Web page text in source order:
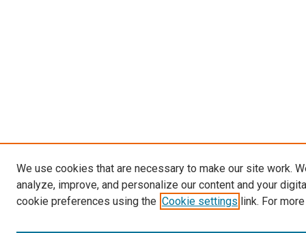
We use cookies that are necessary to make our site work.
analyze, improve, and personalize our content and your
cookie preferences using the Cookie settings link. For